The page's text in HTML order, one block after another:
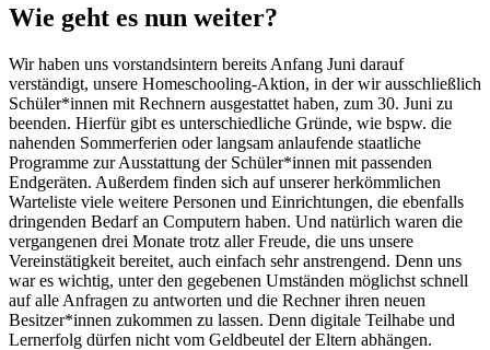
Wie geht es nun weiter?
Wir haben uns vorstandsintern bereits Anfang Juni darauf
verständigt, unsere Homeschooling-Aktion, in der wir ausschließlich
Schüler*innen mit Rechnern ausgestattet haben, zum 30. Juni zu
beenden. Hierfür gibt es unterschiedliche Gründe, wie bspw. die
nahenden Sommerferien oder langsam anlaufende staatliche
Programme zur Ausstattung der Schüler*innen mit passenden
Endgeräten. Außerdem finden sich auf unserer herkömmlichen
Warteliste viele weitere Personen und Einrichtungen, die ebenfalls
dringenden Bedarf an Computern haben. Und natürlich waren die
vergangenen drei Monate trotz aller Freude, die uns unsere
Vereinstätigkeit bereitet, auch einfach sehr anstrengend. Denn uns
war es wichtig, unter den gegebenen Umständen möglichst schnell
auf alle Anfragen zu antworten und die Rechner ihren neuen
Besitzer*innen zukommen zu lassen. Denn digitale Teilhabe und
Lernerfolg dürfen nicht vom Geldbeutel der Eltern abhängen.